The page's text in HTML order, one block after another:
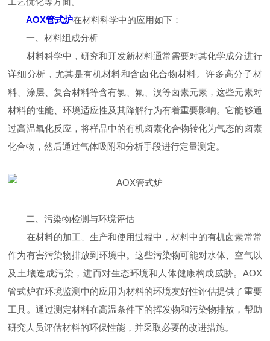
AOX管式炉在材料科学中的应用如下：
一、材料组成分析
材料科学中，研究和开发新材料通常需要对其化学成分进行
详细分析，尤其是有机材料和含卤化合物材料。许多高分子材
料、涂层、复合材料等含有氯、氟、溴等卤素元素，这些元素对
材料的性能、环境适应性及其降解行为有着重要影响。它能够通
过高温氧化反应，将样品中的有机卤素化合物转化为气态的卤素
化合物，然后通过气体吸附和分析手段进行定量测定。
二、污染物检测与环境评估
在材料的加工、生产和使用过程中，材料中的有机卤素常常
作为有害污染物排放到环境中。这些污染物可能对水体、空气以
及土壤造成污染，进而对生态环境和人体健康构成威胁。AOX
管式炉在环境监测中的应用为材料的环境友好性评估提供了重要
工具。通过测定材料在高温条件下的挥发物和污染物排放，帮助
研究人员评估材料的环保性能，并采取必要的改进措施。